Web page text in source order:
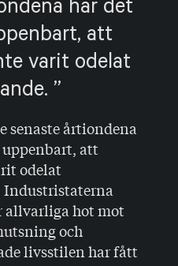
har det
att
varit odelat
senaste årtiondena
att
odelat
Industristaterna
hot mot
och
livsstilen har fått